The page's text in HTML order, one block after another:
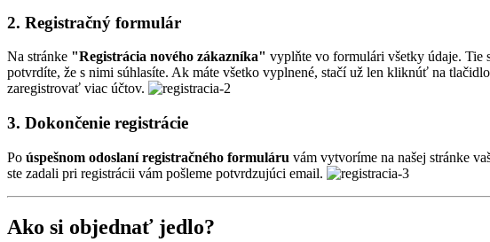
2. Registračný formulár
Na stránke "Registrácia nového zákazníka" vyplňte vo formulári všetky údaje. Tie
potvrdíte, že s nimi súhlasíte. Ak máte všetko vyplnené, stačí už len kliknúť na tlačidlo
zaregistrovať viac účtov.
3. Dokončenie registrácie
Po úspešnom odoslaní registračného formuláru vám vytvoríme na našej stránke
ste zadali pri registrácii vám pošleme potvrdzujúci email.
Ako si objednať jedlo?